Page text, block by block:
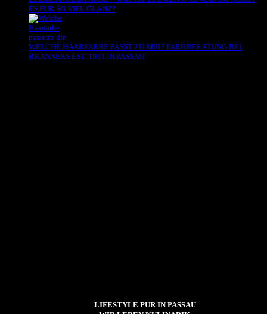
ES FÜR SO VIEL GLANZ?
WELCHE HAARFARBE PASST ZU MIR? FARBBERATUNG BEI
BRANNERS EST. 1931 IN PASSAU
LIFESTYLE PUR IN PASSAU